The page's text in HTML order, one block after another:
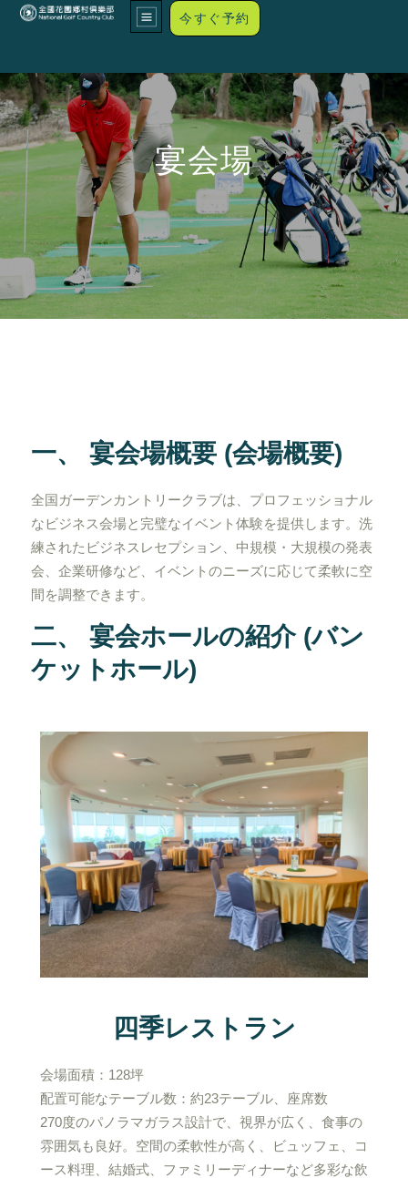
今すぐ予約
宴会場
一、 宴会場概要 (会場概要)
全国ガーデンカントリークラブは、プロフェッショナル
なビジネス会場と完璧なイベント体験を提供します。洗
練されたビジネスレセプション、中規模・大規模の発表
会、企業研修など、イベントのニーズに応じて柔軟に空
間を調整できます。
二、 宴会ホールの紹介 (バン
ケットホール)
四季レストラン
会場面積：128坪
配置可能なテーブル数：約23テーブル、座席数
270度のパノラマガラス設計で、視界が広く、食事の
雰囲気も良好。空間の柔軟性が高く、ビュッフェ、コ
ース料理、結婚式、ファミリーディナーなど多彩な飲